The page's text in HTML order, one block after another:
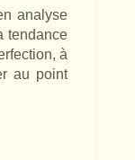
analyse
tendance
à
au point